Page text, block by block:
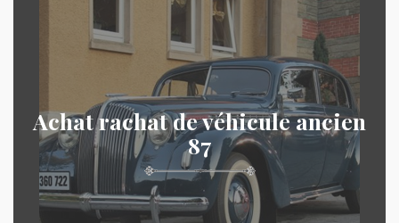
Achat rachat de véhicule ancien
87